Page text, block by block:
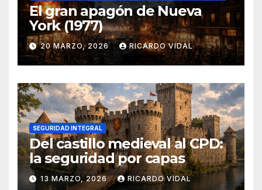
El gran apagón de Nueva
York (1977)
20 MARZO, 2026 RICARDO VIDAL
SEGURIDAD INTEGRAL
Del castillo medieval al CPD:
la seguridad por capas
13 MARZO, 2026 RICARDO VIDAL